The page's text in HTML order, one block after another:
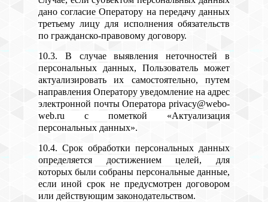
дано согласие Оператору на передачу данных
третьему лицу для исполнения обязательств
по гражданско-правовому договору.
10.3. В случае выявления неточностей в
персональных данных, Пользователь может
актуализировать их самостоятельно, путем
направления Оператору уведомление на адрес
электронной почты Оператора privacy@webo-
web.ru с пометкой «Актуализация
персональных данных».
10.4. Срок обработки персональных данных
определяется достижением целей, для
которых были собраны персональные данные,
если иной срок не предусмотрен договором
или действующим законодательством.